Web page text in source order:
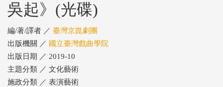
吳起》(光碟)
編/著/譯者 ／ 臺灣京崑劇團
出版機關 ／ 國立臺灣戲曲學院
出版日期 ／ 2019-10
主題分類 ／ 文化藝術
施政分類 ／ 表演藝術